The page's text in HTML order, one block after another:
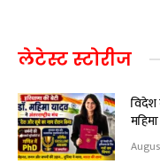
लेटेस्ट स्टोरीज
विदेश